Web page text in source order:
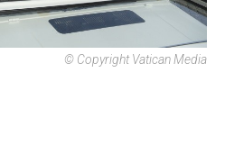
© Copyright Vatican Media